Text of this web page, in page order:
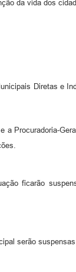
da vida dos
Diretas e
a Procuradoria-
ficarão
serão